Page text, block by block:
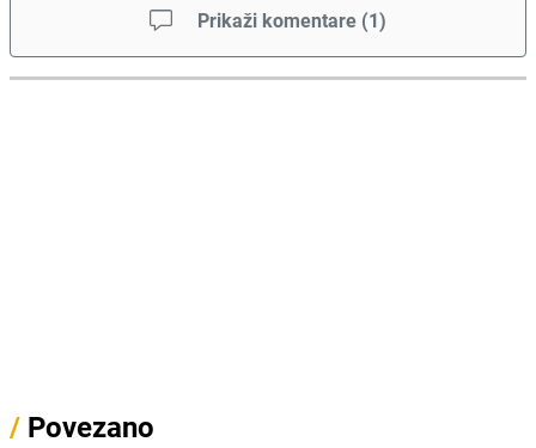
Prikaži komentare (1)
/ Povezano